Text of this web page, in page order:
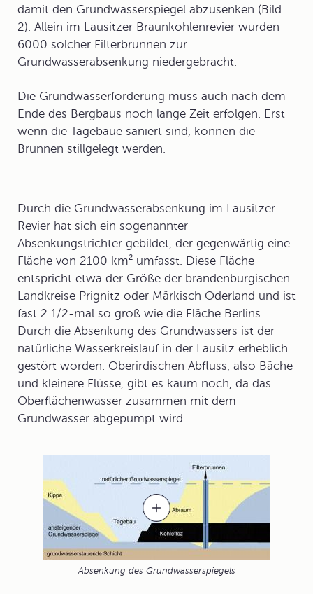
damit den Grundwasserspiegel abzusenken (Bild
2). Allein im Lausitzer Braunkohlenrevier wurden
6000 solcher Filterbrunnen zur
Grundwasserabsenkung niedergebracht.
Die Grundwasserförderung muss auch nach dem
Ende des Bergbaus noch lange Zeit erfolgen. Erst
wenn die Tagebaue saniert sind, können die
Brunnen stillgelegt werden.
Durch die Grundwasserabsenkung im Lausitzer
Revier hat sich ein sogenannter
Absenkungstrichter gebildet, der gegenwärtig eine
Fläche von 2100 km² umfasst. Diese Fläche
entspricht etwa der Größe der brandenburgischen
Landkreise Prignitz oder Märkisch Oderland und ist
fast 2 1/2-mal so groß wie die Fläche Berlins.
Durch die Absenkung des Grundwassers ist der
natürliche Wasserkreislauf in der Lausitz erheblich
gestört worden. Oberirdischen Abfluss, also Bäche
und kleinere Flüsse, gibt es kaum noch, da das
Oberflächenwasser zusammen mit dem
Grundwasser abgepumpt wird.
Absenkung des Grundwasserspiegels